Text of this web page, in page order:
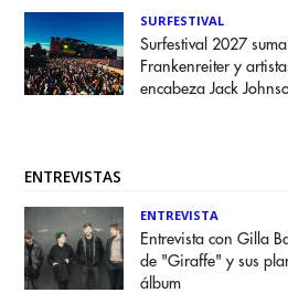
SURFESTIVAL
Surfestival 2027
Frankenreiter y
encabeza Jack
ENTREVISTAS
ENTREVISTA
Entrevista con Gilla
de "Giraffe" y sus
álbum